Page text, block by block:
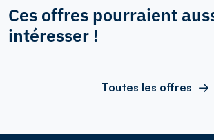
Ces offres pourraient
intéresser !
Toutes les offres